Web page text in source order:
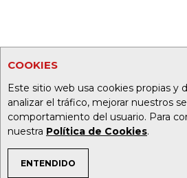
COOKIES
Este sitio web usa cookies propias y
analizar el tráfico, mejorar nuestros
comportamiento del usuario. Para
nuestra Política de Cookies.
ENTENDIDO
TEMAS DE INTERÉS